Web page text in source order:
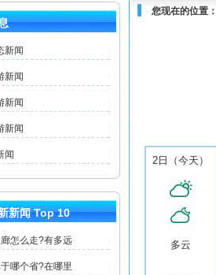
新闻
新闻
新闻
新闻
闻
新闻 Top 10
怎么走?有多远
哪个省?在哪里
您现在的位置：
2日（今天）
多云